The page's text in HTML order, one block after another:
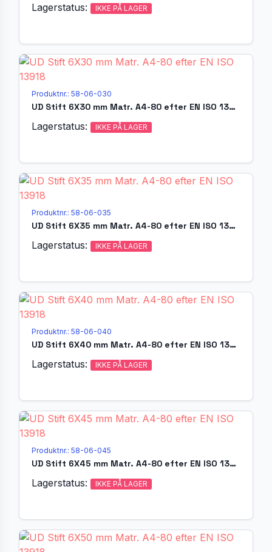
Lagerstatus: IKKE PÅ LAGER
Produktnr.: 58-06-030
UD Stift 6X30 mm Matr. A4-80 efter EN ISO 13918
Lagerstatus: IKKE PÅ LAGER
Produktnr.: 58-06-035
UD Stift 6X35 mm Matr. A4-80 efter EN ISO 13918
Lagerstatus: IKKE PÅ LAGER
Produktnr.: 58-06-040
UD Stift 6X40 mm Matr. A4-80 efter EN ISO 13918
Lagerstatus: IKKE PÅ LAGER
Produktnr.: 58-06-045
UD Stift 6X45 mm Matr. A4-80 efter EN ISO 13918
Lagerstatus: IKKE PÅ LAGER